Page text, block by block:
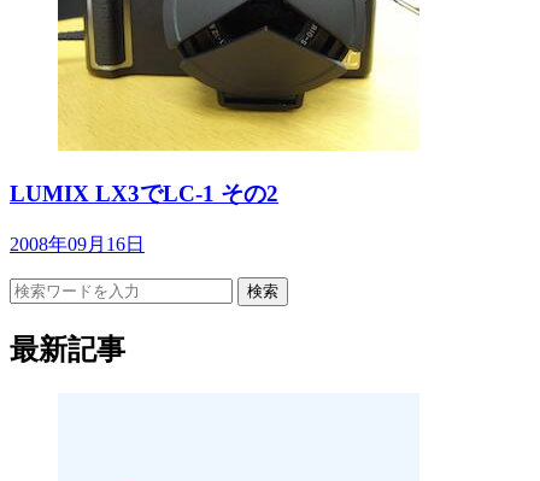
LUMIX LX3でLC-1 その2
2008年09月16日
検索
最新記事